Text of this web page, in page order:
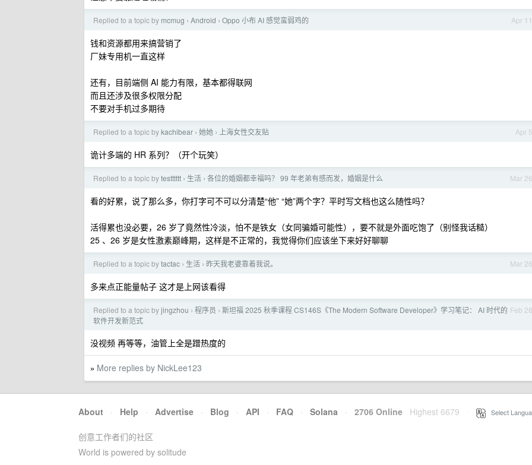
Apr 11
Replied to a topic by mcmug › Android › Oppo 小布 AI 感觉蛮弱鸡的
钱和资源都用来搞营销了
厂妹专用机一直这样
还有，目前端侧 AI 能力有限，基本都得联网
而且还涉及很多权限分配
不要对手机过多期待
Apr 5
Replied to a topic bykachibear › 她她 › 上海女性交友贴
诡计多端的 HR 系列？（开个玩笑）
Mar 26
Replied to a topic bytestttttt › 生活 › 各位的婚姻都幸福吗？ 99 年老弟有感而发，婚姻是什么
看的好累，说了那么多，你打字可不可以分清楚“他” “她”两个字？平时写文档也这么随性吗？
活得累也没必要，26 岁了竟然性冷淡，怕不是铁女（女同骗婚可能性），要不就是外面吃饱了（别怪我话糙）
25 、26 岁是女性激素巅峰期，这样是不正常的，我觉得你们应该坐下来好好聊聊
Mar 26
Replied to a topic bytactac › 生活 › 昨天我老婆靠着我说。
多来点正能量帖子 这才是上网该看得
Feb 28
Replied to a topic byjingzhou › 程序员 › 斯坦福 2025 秋季课程 CS146S《The Modern Software Developer》学习笔记： AI 时代的
软件开发新范式
没视频 再等等，油管上全是蹭热度的
» More replies by NickLee123
About · Help · Advertise · Blog · API · FAQ · Solana · 2706 Online Highest 6679 Select
创意工作者们的社区
World is powered by solitude